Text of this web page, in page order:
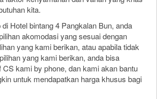
kita.
Hotel bintang 4 Pangkalan Bun, anda
akomodasi yang sesuai dengan
yang kami berikan, atau apabila tidak
yang kami berikan, anda bisa
CS kami by phone, dan kami akan bantu
untuk mendapatkan harga khusus bagi